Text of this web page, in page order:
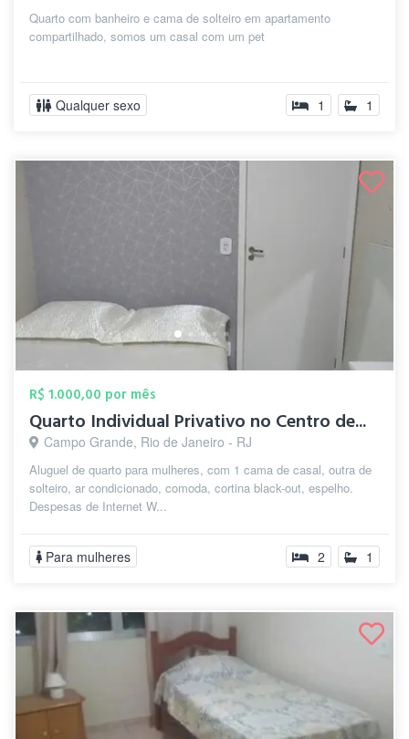
Quarto com banheiro e cama de solteiro em apartamento
compartilhado, somos um casal com um pet
Qualquer sexo 1 1
R$ 1.000,00 por mês
Quarto Individual Privativo no Centro de...
Campo Grande, Rio de Janeiro - RJ
Aluguel de quarto para mulheres, com 1 cama de casal, outra de
solteiro, ar condicionado, comoda, cortina black-out, espelho.
Despesas de Internet W...
Para mulheres 2 1